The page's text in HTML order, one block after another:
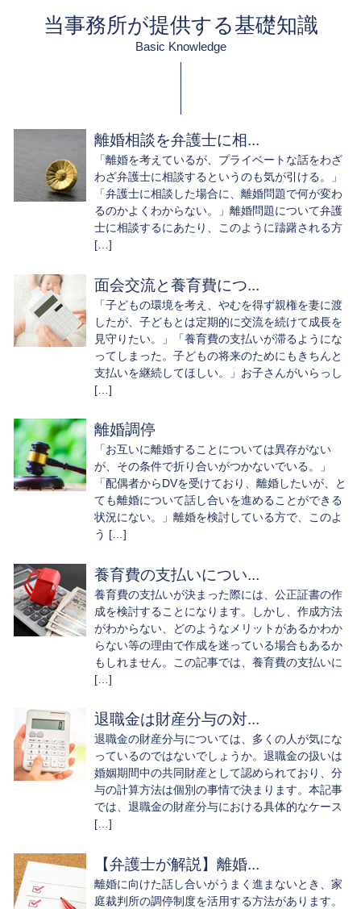
当事務所が提供する基礎知識
Basic Knowledge
離婚相談を弁護士に相...
「離婚を考えているが、プライベートな話をわざ
わざ弁護士に相談するというのも気が引ける。」
「弁護士に相談した場合に、離婚問題で何が変わ
るのかよくわからない。」離婚問題について弁護
士に相談するにあたり、このように躊躇される方
[…]
面会交流と養育費につ...
「子どもの環境を考え、やむを得ず親権を妻に渡
したが、子どもとは定期的に交流を続けて成長を
見守りたい。」「養育費の支払いが滞るようにな
ってしまった。子どもの将来のためにもきちんと
支払いを継続してほしい。」お子さんがいらっし
[…]
離婚調停
「お互いに離婚することについては異存がない
が、その条件で折り合いがつかないでいる。」
「配偶者からDVを受けており、離婚したいが、と
ても離婚について話し合いを進めることができる
状況にない。」離婚を検討している方で、このよ
う […]
養育費の支払いについ...
養育費の支払いが決まった際には、公正証書の作
成を検討することになります。しかし、作成方法
がわからない、どのようなメリットがあるかわか
らない等の理由で作成を迷っている場合もあるか
もしれません。この記事では、養育費の支払いに
[…]
退職金は財産分与の対...
退職金の財産分与については、多くの人が気にな
っているのではないでしょうか。退職金の扱いは
婚姻期間中の共同財産として認められており、分
与の計算方法は個別の事情で決まります。本記事
では、退職金の財産分与における具体的なケース
[…]
【弁護士が解説】離婚...
離婚に向けた話し合いがうまく進まないとき、家
庭裁判所の調停制度を活用する方法があります。